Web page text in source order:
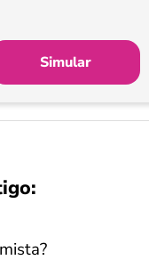
Simular